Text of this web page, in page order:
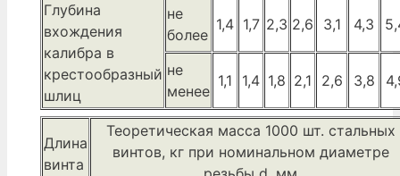
Глубина
вхождения
калибра в
крестообразный
шлиц
не
более
1,4 1,7 2,3 2,6 3,1 4,3
не
менее
1,1 1,4 1,8 2,1 2,6 3,8
Длина
винта
Теоретическая масса 1000 шт. стальных
винтов, кг при номинальном диаметре